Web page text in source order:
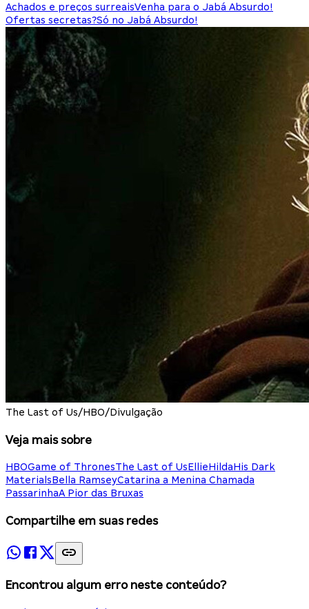
Achados e preços surreaisVenha para o Jabá Absurdo!
Ofertas secretas?Só no Jabá Absurdo!
The Last of Us/HBO/Divulgação
Veja mais sobre
HBOGame of ThronesThe Last of UsEllieHildaHis Dark
MaterialsBella RamseyCatarina a Menina Chamada
PassarinhaA Pior das Bruxas
Compartilhe em suas redes
Encontrou algum erro neste conteúdo?